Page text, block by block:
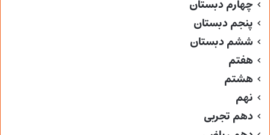
چهارم دبستان
پنجم دبستان
ششم دبستان
هفتم
هشتم
نهم
دهم تجربی